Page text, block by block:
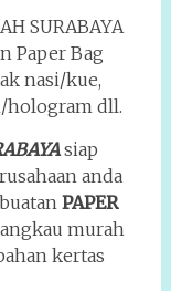
SURABAYA
Paper Bag
nasi/kue,
hologram dll.
siap
anda
PAPER
murah
kertas